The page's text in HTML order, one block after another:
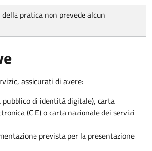
pratica non prevede alcun
assicurati di avere:
pubblico di identità digitale), carta
(CIE) o carta nazionale dei servizi
prevista per la presentazione